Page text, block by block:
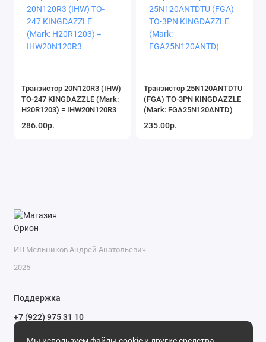
Транзистор 20N120R3 (IHW)
TO-247 KINGDAZZLE (Mark:
H20R1203) = IHW20N120R3
286.00р.
Транзистор 25N120ANTDTU
(FGA) TO-3PN KINGDAZZLE
(Mark: FGA25N120ANTD)
235.00р.
ИП Мельников Андрей Анатольевич
2025
Поддержка
+7 (922) 975 31 10
+7 (909) 144 34 47